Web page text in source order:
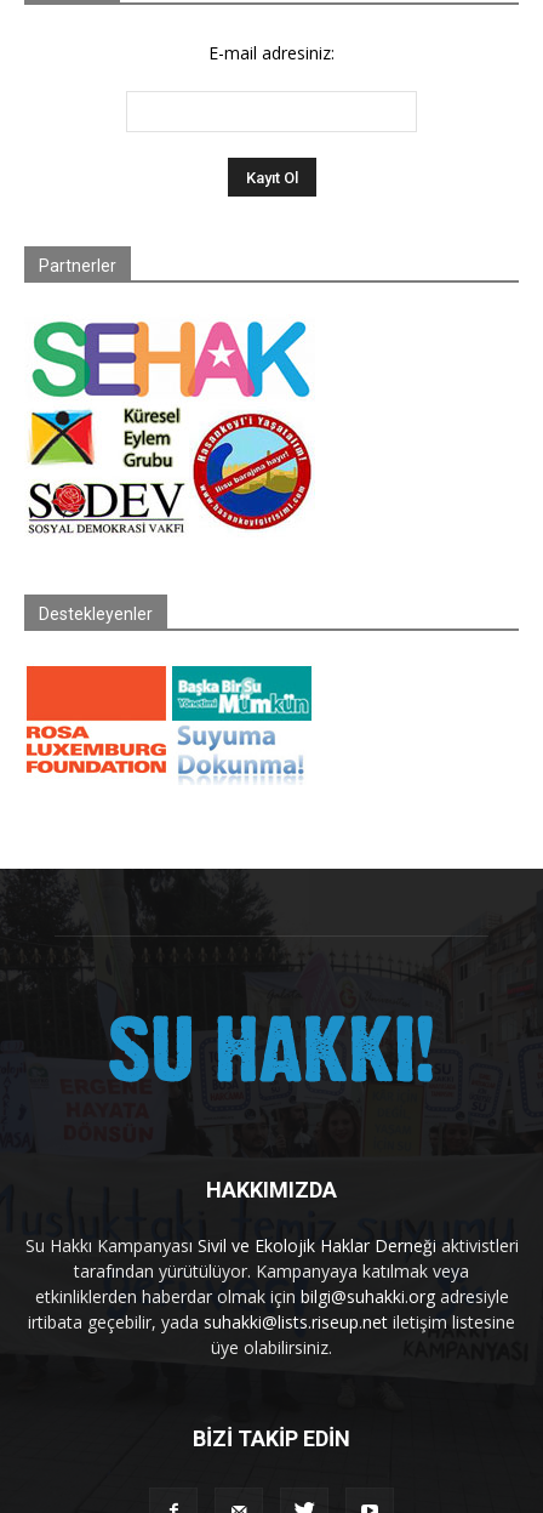
E-mail adresiniz:
Partnerler
Destekleyenler
HAKKIMIZDA
Su Hakkı Kampanyası Sivil ve Ekolojik Haklar Derneği aktivistleri
tarafından yürütülüyor. Kampanyaya katılmak veya
etkinliklerden haberdar olmak için bilgi@suhakki.orgadresiyle
irtibata geçebilir, yada suhakki@lists.riseup.net iletişim listesine
üye olabilirsiniz.
BİZİ TAKİP EDİN